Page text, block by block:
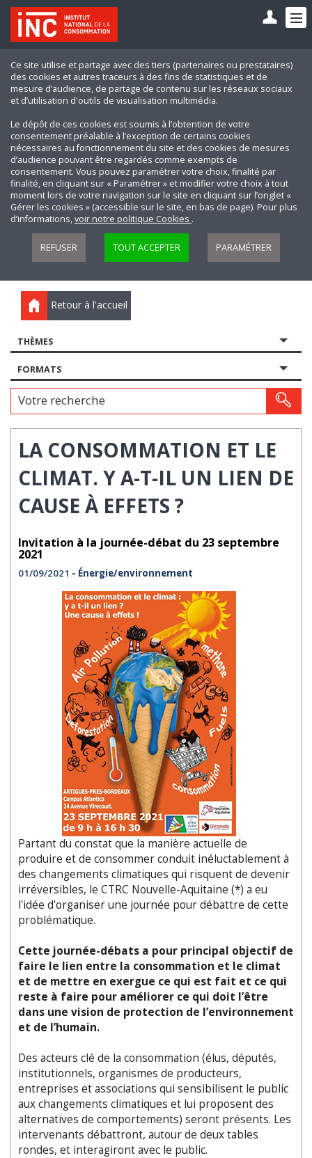
Ce site utilise et partage avec des tiers (partenaires ou prestataires)
des cookies et autres traceurs à des fins de statistiques et de
mesure d’audience, de partage de contenu sur les réseaux sociaux
et d’utilisation d'outils de visualisation multimédia.
Le dépôt de ces cookies est soumis à l’obtention de votre
consentement préalable à l’exception de certains cookies
nécessaires au fonctionnement du site et des cookies de mesures
d’audience pouvant être regardés comme exempts de
consentement. Vous pouvez paramétrer votre choix, finalité par
finalité, en cliquant sur « Paramétrer » et modifier votre choix à tout
moment lors de votre navigation sur le site en cliquant sur l’onglet «
Gérer les cookies » (accessible sur le site, en bas de page). Pour plus
d’informations,voir notre politique Cookies .
REFUSER TOUT ACCEPTER PARAMÉTRER
Retour à l'accueil
THÈMES
FORMATS
Votre recherche
LA CONSOMMATION ET LE
CLIMAT. Y A-T-IL UN LIEN DE
CAUSE À EFFETS ?
Invitation à la journée-débat du 23 septembre
2021
01/09/2021 - Énergie/environnement
Partant du constat que la manière actuelle de
produire et de consommer conduit inéluctablement à
des changements climatiques qui risquent de devenir
irréversibles, le CTRC Nouvelle-Aquitaine (*) a eu
l'idée d'organiser une journée pour débattre de cette
problématique.
Cette journée-débats a pour principal objectif de
faire le lien entre la consommation et le climat
et de mettre en exergue ce qui est fait et ce qui
reste à faire pour améliorer ce qui doit l’être
dans une vision de protection de l’environnement
et de l’humain.
Des acteurs clé de la consommation (élus, députés,
institutionnels, organismes de producteurs,
entreprises et associations qui sensibilisent le public
aux changements climatiques et lui proposent des
alternatives de comportements) seront présents. Les
intervenants débattront, autour de deux tables
rondes, et interagiront avec le public.